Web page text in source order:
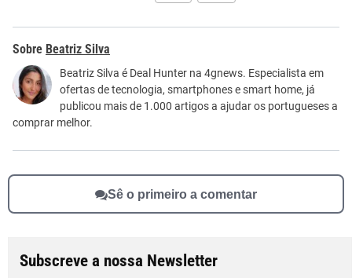
Este conteúdo contém informação incorreta
Este conteúdo não tem a informação que procuro
Outro
Beatriz Silva
Beatriz Silva é Deal Hunter na 4gnews. Especialista em
ofertas de tecnologia, smartphones e smart home, já
publicou mais de 1.000 artigos a ajudar os portugueses a
comprar melhor.
Sê o primeiro a comentar
Subscreve a nossa Newsletter